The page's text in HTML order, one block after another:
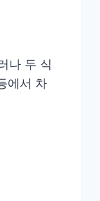
나 두 식
에서 차